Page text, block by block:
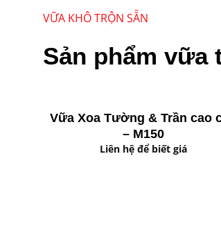
VỮA KHÔ TRỘN SẴN
Sản phẩm vữa
Vữa Xoa Tường & Trần cao
– M150
Liên hệ để biết giá